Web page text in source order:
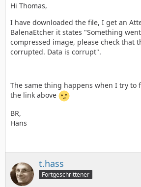
Einstellungen zu tätigen bevor es
Aktivierung und Konfiguration
Herunterladen einer GEOS-
Hi Thomas,
I have downloaded the file, I get an
BalenaEtcher it states "Something
compressed image, please check that
corrupted. Data is corrupt".
The same thing happens when I try to
the link above
BR,
Hans
t.hass
Fortgeschrittener